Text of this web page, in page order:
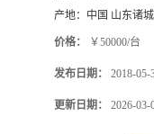
产地： 中国 山东诸城
价格： ￥50000/台
发布日期： 2018-05-
更新日期： 2026-03-